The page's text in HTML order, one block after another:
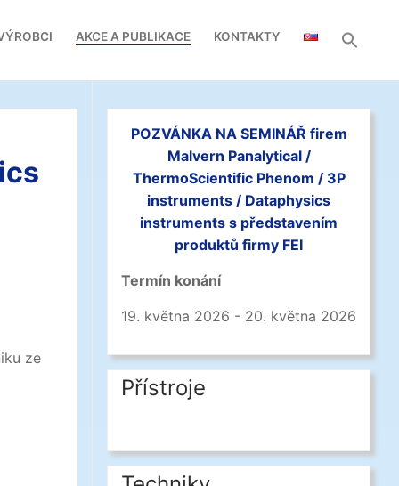
AKCE A PUBLIKACE KONTAKTY
ze
POZVÁNKA NA SEMINÁŘ firem
Malvern Panalytical /
ThermoScientific Phenom / 3P
instruments / Dataphysics
instruments s představením
produktů firmy FEI
Termín konání
19. května 2026 - 20. května 2026
Přístroje